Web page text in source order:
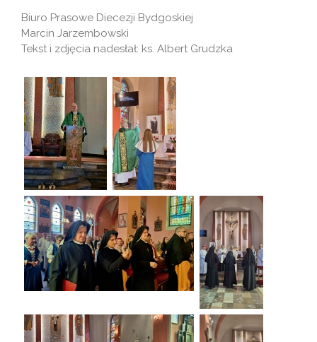
Biuro Prasowe Diecezji Bydgoskiej
Marcin Jarzembowski
Tekst i zdjęcia nadesłał: ks. Albert Grudzka